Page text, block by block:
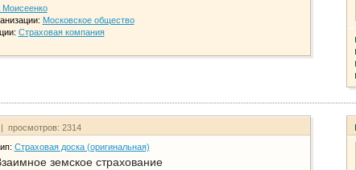
Моисеенко
Московское общество
Страховая компания
просмотров: 2314
Страховая доска (оригинальная)
земское страхование